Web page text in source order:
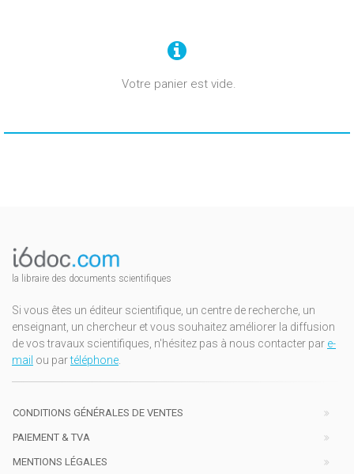
Votre panier est vide.
la libraire des documents scientifiques
Si vous êtes un éditeur scientifique, un centre de recherche, un
enseignant, un chercheur et vous souhaitez améliorer la diffusion
de vos travaux scientifiques, n'hésitez pas à nous contacter par e-
mail ou partéléphone.
CONDITIONS GÉNÉRALES DE VENTES
PAIEMENT & TVA
MENTIONS LÉGALES